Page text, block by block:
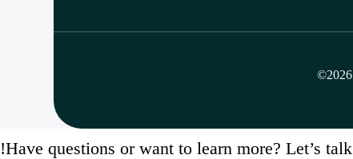
Have questions or want to learn more? Let’s talk!